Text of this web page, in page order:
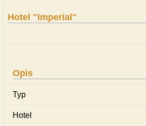
Hotel "Imperial"
Opis
Typ
Hotel